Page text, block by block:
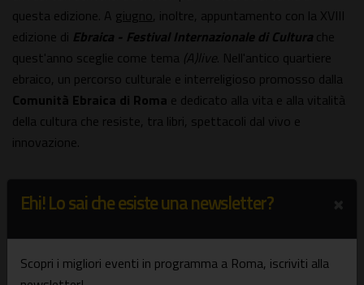
questa edizione. A giugno, inoltre, appuntamento con la XVIII
edizione di Ebraica - Festival Internazionale di Cultura che
quest'anno sceglie come tema (A)live. Nell'antico quartiere
ebraico, un percorso culturale e interreligioso promosso dalla
Comunità Ebraica di Roma e dedicato alla vita e alla vitalità
della cultura che resiste, tra libri, spettacoli dal vivo e
innovazione.
ORIZZONTI IN CITTÀ
dell'arte per tutte e tutti coloro resteranno in città.
Ehi! Lo sai che esiste una newsletter?
Scopri i migliori eventi in programma a Roma, iscriviti alla